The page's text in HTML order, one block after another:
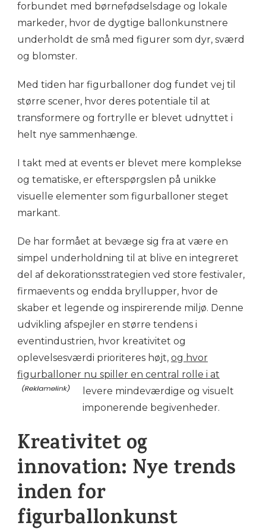
forbundet med børnefødselsdage og lokale
markeder, hvor de dygtige ballonkunstnere
underholdt de små med figurer som dyr, sværd
og blomster.
Med tiden har figurballoner dog fundet vej til
større scener, hvor deres potentiale til at
transformere og fortrylle er blevet udnyttet i
helt nye sammenhænge.
I takt med at events er blevet mere komplekse
og tematiske, er efterspørgslen på unikke
visuelle elementer som figurballoner steget
markant.
De har formået at bevæge sig fra at være en
simpel underholdning til at blive en integreret
del af dekorationsstrategien ved store festivaler,
firmaevents og endda bryllupper, hvor de
skaber et legende og inspirerende miljø. Denne
udvikling afspejler en større tendens i
eventindustrien, hvor kreativitet og
oplevelsesværdi prioriteres højt, og hvor
figurballoner nu spiller en central rolle i at
levere mindeværdige og visuelt
imponerende begivenheder.
Kreativitet og
innovation: Nye trends
inden for
figurballonkunst